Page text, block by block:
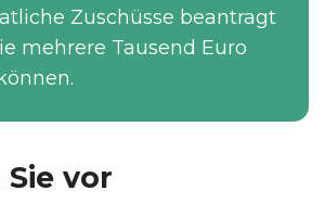
Zuschüsse beantragt
mehrere Tausend Euro
vor